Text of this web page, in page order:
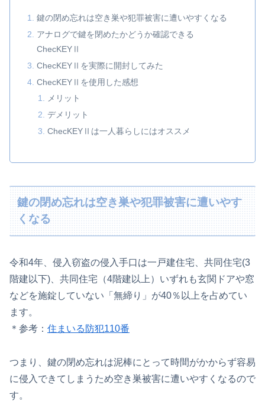
鍵の閉め忘れは空き巣や犯罪被害に遭いやすくなる
アナログで鍵を閉めたかどうか確認できる
ChecKEYⅡ
ChecKEYⅡを実際に開封してみた
ChecKEYⅡを使用した感想
メリット
デメリット
ChecKEYⅡは一人暮らしにはオススメ
鍵の閉め忘れは空き巣や犯罪被害に遭いやす
くなる
令和4年、侵入窃盗の侵入手口は一戸建住宅、共同住宅(3
階建以下)、共同住宅（4階建以上）いずれも玄関ドアや窓
などを施錠していない「無締り」が40％以上を占めてい
ます。
＊参考： 住まいる防犯110番
つまり、鍵の閉め忘れは泥棒にとって時間がかからず容易
に侵入できてしまうため空き巣被害に遭いやすくなるので
す。